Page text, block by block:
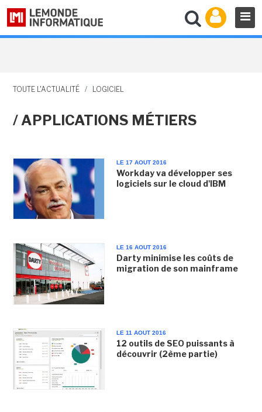
TOUTE L'ACTUALITÉ / LOGICIEL
/ APPLICATIONS MÉTIERS
LE 17 AOUT 2016
Workday va développer ses
logiciels sur le cloud d'IBM
LE 16 AOUT 2016
Darty minimise les coûts de
migration de son mainframe
LE 11 AOUT 2016
12 outils de SEO puissants à
découvrir (2ème partie)